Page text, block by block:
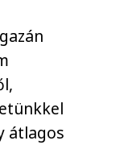
átlagos